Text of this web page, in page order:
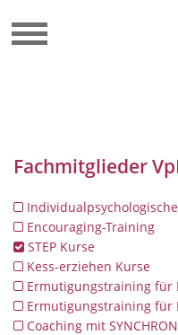
Fachmitglieder
Encouraging-Training
STEP Kurse
Kess-erziehen Kurse
Ermutigungstraining für
Ermutigungstraining für
Coaching mit